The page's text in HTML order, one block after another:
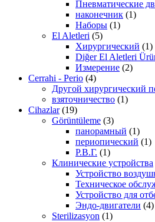
Пневматические
наконечник (1)
Наборы (1)
El Aletleri (5)
Хирургический (1)
Diğer El Aletleri
Измерение (2)
Cerrahi - Perio (4)
Другой хирургический
взяточничество (1)
Cihazlar (19)
Görüntüleme (3)
панорамный (1)
периопический (1)
Р.В.Г. (1)
Клинические устройства
Устройство
Техническое
Устройство для
Эндо-двигатели (4)
Sterilizasyon (1)